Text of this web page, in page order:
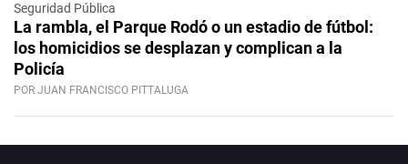
Seguridad Pública
La rambla, el Parque Rodó o un estadio de fútbol:
los homicidios se desplazan y complican a la
Policía
POR JUAN FRANCISCO PITTALUGA